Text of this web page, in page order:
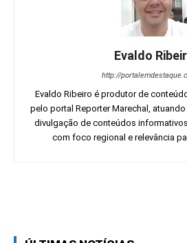
Evaldo
http://
Evaldo Ribeiro é produtor de
pelo portal Reporter Marechal,
divulgação de conteúdos
com foco regional e relevância